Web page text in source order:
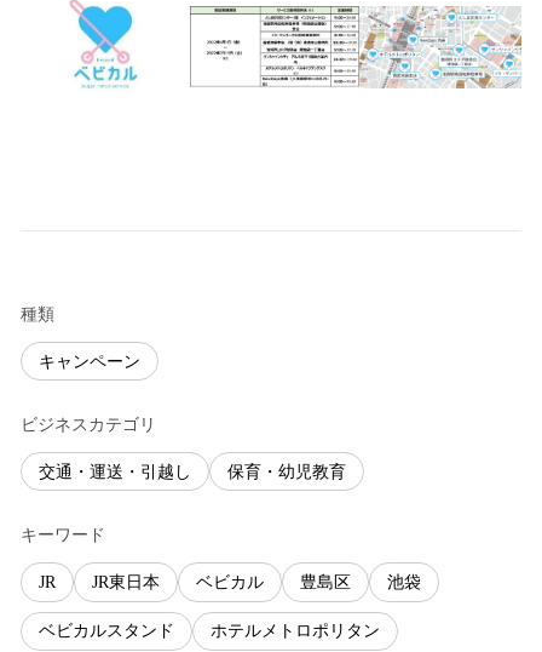
種類
キャンペーン
ビジネスカテゴリ
交通・運送・引越し 保育・幼児教育
キーワード
JR JR東日本 ベビカル 豊島区 池袋
ベビカルスタンド ホテルメトロポリタン